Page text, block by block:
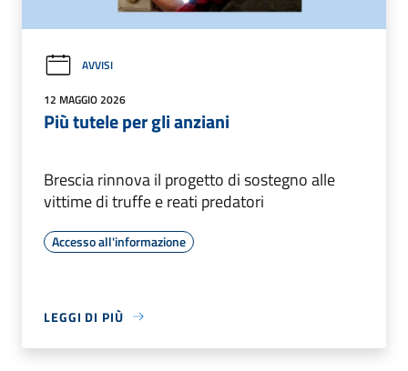
AVVISI
12 MAGGIO 2026
Più tutele per gli anziani
Brescia rinnova il progetto di sostegno alle
vittime di truffe e reati predatori
Accesso all'informazione
LEGGI DI PIÙ